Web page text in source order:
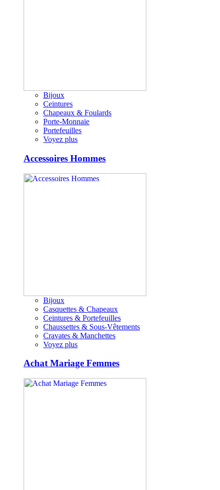
Bijoux
Ceintures
Chapeaux & Foulards
Porte-Monnaie
Portefeuilles
Voyez plus
Accessoires Hommes
Bijoux
Casquettes & Chapeaux
Ceintures & Portefeuilles
Chaussettes & Sous-Vêtements
Cravates & Manchettes
Voyez plus
Achat Mariage Femmes